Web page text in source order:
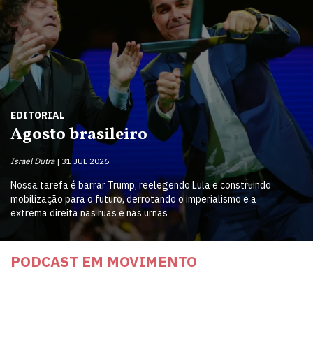
EDITORIAL
Agosto brasileiro
Israel Dutra 31 JUL 2026
Nossa tarefa é barrar Trump, reelegendo Lula e construindo
mobilização para o futuro, derrotando o imperialismo e a
extrema direita nas ruas e nas urnas
PODCAST EM MOVIMENTO